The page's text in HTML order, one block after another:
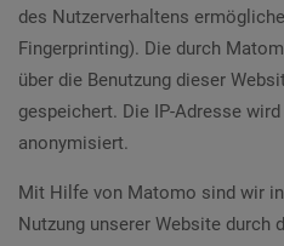
des Nutzerverhaltens
Fingerprinting). Die durch
über die Benutzung dieser
gespeichert. Die IP-Adresse
anonymisiert.
Mit Hilfe von Matomo sind wir
Nutzung unserer Website durch